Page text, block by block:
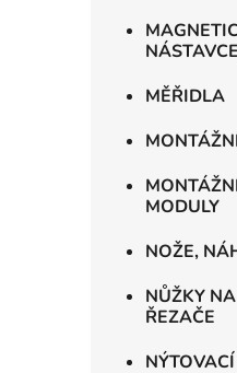
MĚŘIDLA
MODULY
NOŽE,
NŮŽKY
ŘEZAČE